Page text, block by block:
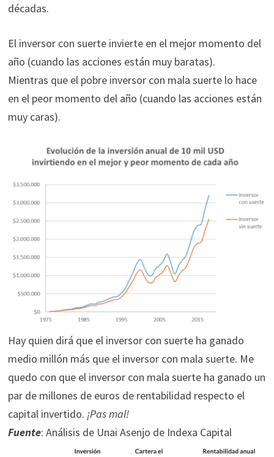
décadas.
El inversor con suerte invierte en el mejor momento del
año (cuando las acciones están muy baratas).
Mientras que el pobre inversor con mala suerte lo hace
en el peor momento del año (cuando las acciones están
muy caras).
Hay quien dirá que el inversor con suerte ha ganado
medio millón más que el inversor con mala suerte. Me
quedo con que el inversor con mala suerte ha ganado un
par de millones de euros de rentabilidad respecto el
capital invertido. ¡Pas mal!
Fuente: Análisis de Unai Asenjo de Indexa Capital